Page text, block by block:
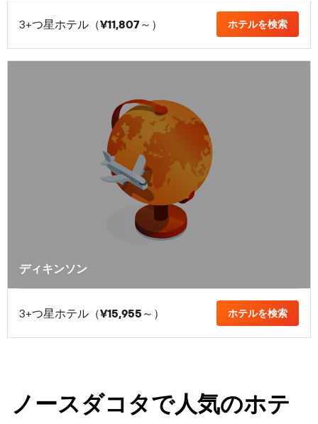
3+つ星ホテル（¥11,807​～） ホテルを検索
ディキンソン
3+つ星ホテル（¥15,955 ​～） ホテルを検索
ノースダコタで人気のホテ